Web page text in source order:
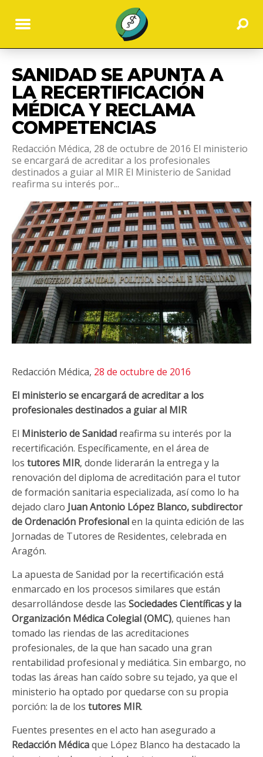
SANIDAD SE APUNTA A
LA RECERTIFICACIÓN
MÉDICA Y RECLAMA
COMPETENCIAS
Redacción Médica, 28 de octubre de 2016 El ministerio
se encargará de acreditar a los profesionales
destinados a guiar al MIR El Ministerio de Sanidad
reafirma su interés por...
Redacción Médica, 28 de octubre de 2016
El ministerio se encargará de acreditar a los
profesionales destinados a guiar al MIR
El Ministerio de Sanidad reafirma su interés por la
recertificación. Específicamente, en el área de
los tutores MIR, donde liderarán la entrega y la
renovación del diploma de acreditación para el tutor
de formación sanitaria especializada, así como lo ha
dejado claro Juan Antonio López Blanco, subdirector
de Ordenación Profesionalen la quinta edición de las
Jornadas de Tutores de Residentes, celebrada en
Aragón.
La apuesta de Sanidad por la recertificación está
enmarcado en los procesos similares que están
desarrollándose desde las Sociedades Científicas y la
Organización Médica Colegial (OMC), quienes han
tomado las riendas de las acreditaciones
profesionales, de la que han sacado una gran
rentabilidad profesional y mediática. Sin embargo, no
todas las áreas han caído sobre su tejado, ya que el
ministerio ha optado por quedarse con su propia
porción: la de los tutores MIR.
Fuentes presentes en el acto han asegurado a
Redacción Médicaque López Blanco ha destacado la